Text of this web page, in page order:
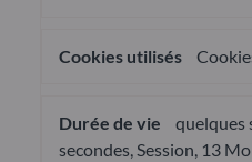
quelques
secondes, Session, 13